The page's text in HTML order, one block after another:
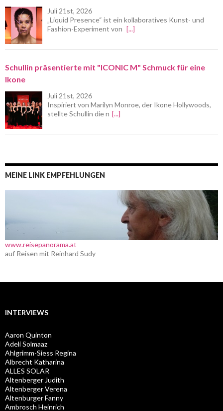
Juli 21st, 2026
„Liquid Presence“ ist ein kollaboratives Kunst- und
Fashion-Experiment von [...]
Schullin präsentierte mit "ICONIC M" Schmuck für eine
Ikone
Juli 21st, 2026
Inspiriert von Marilyn Monroe, der Ikone Hollywoods,
stellte Schullin die n [...]
MEINE LINK EMPFEHLUNGEN
www.reisepanorama.at
auf Reisen mit Reinhard Sudy
INTERVIEWS
Aaron Quinton
Adeli Solmaaz
Ahlgrimm-Siess Regina
Albrecht Katharina
ALLES SOLAR
Altenberger Judith
Altenberger Verena
Altenburger Fanny
Ambrosch Heinrich